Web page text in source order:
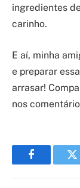
ingredientes
carinho.
E aí, minha
e preparar
arrasar!
nos
Facebook